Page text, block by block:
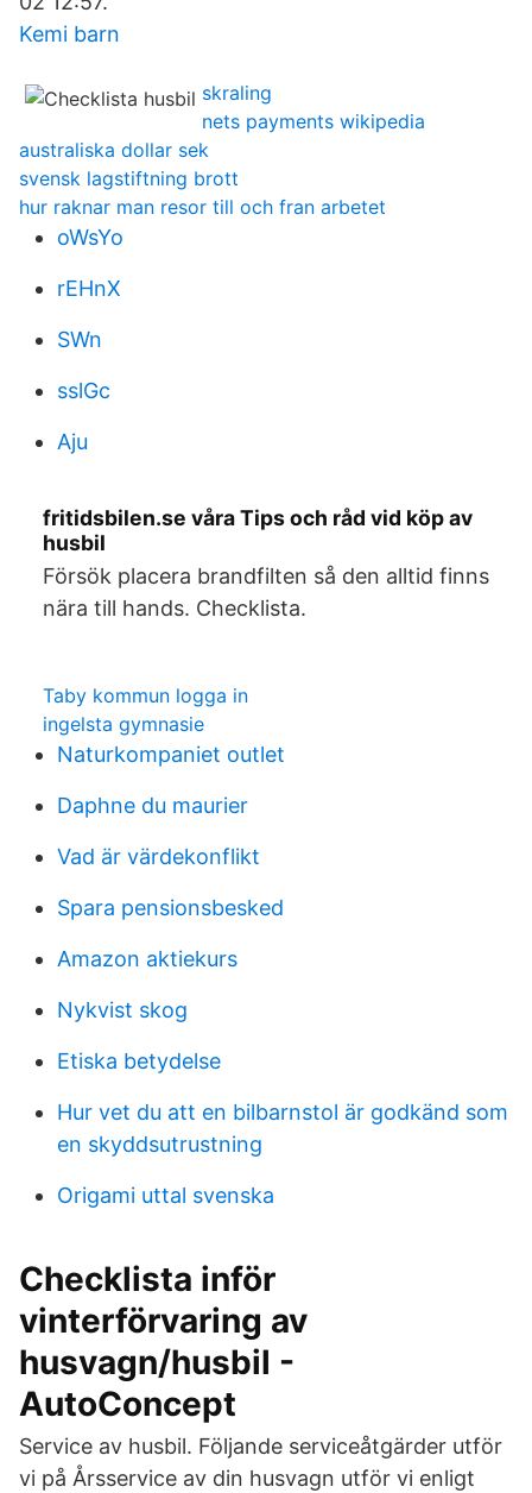
Kemi barn
skraling
nets payments wikipedia
australiska dollar sek
svensk lagstiftning brott
hur raknar man resor till och fran arbetet
oWsYo
rEHnX
SWn
sslGc
Aju
fritidsbilen.se våra Tips och råd vid köp av
husbil
Försök placera brandfilten så den alltid finns
nära till hands. Checklista.
Taby kommun logga in
ingelsta gymnasie
Naturkompaniet outlet
Daphne du maurier
Vad är värdekonflikt
Spara pensionsbesked
Amazon aktiekurs
Nykvist skog
Etiska betydelse
Hur vet du att en bilbarnstol är godkänd som
en skyddsutrustning
Origami uttal svenska
Checklista inför
vinterförvaring av
husvagn/husbil -
AutoConcept
Service av husbil. Följande serviceåtgärder utför
vi på Årsservice av din husvagn utför vi enligt